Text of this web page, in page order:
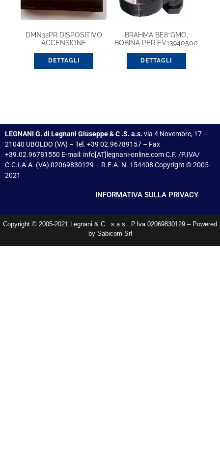
DMN32PR DISPOSITIVO
ACCENSIONE
DETTAGLI
BRAHMA BE8*GMO,
BOBINA PER EV13940500
DETTAGLI
LEGNANI G. di Legnani Giuseppe & C .S. a.s. via 4 Novembre, 17 –
21040 UBOLDO (VA) – Tel. +39 02.96789157 – Fax
+39.02.96781550 E-mail: info[AT]legnani-online.com C.F. /P.IVA/
C.C.I.A.A. (VA) 02069830129 – R.E.A. N. 154408 Copyright © 2005-
2021
INFORMATIVA SULLA PRIVACY
Copyright © 2005-2021 Legnani & C . s.a.s.. P.Iva 02069830129 – Powered
by Sabicom Srl